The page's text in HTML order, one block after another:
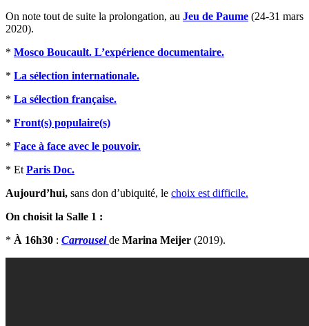
On note tout de suite la prolongation, au Jeu de Paume (24-31 mars
2020).
* Mosco Boucault. L’expérience documentaire.
* La sélection internationale.
* La sélection française.
* Front(s) populaire(s)
* Face à face avec le pouvoir.
* EtParis Doc.
Aujourd’hui, sans don d’ubiquité, le choix est difficile.
On choisit la Salle 1 :
* À 16h30 : Carrousel de Marina Meijer (2019).